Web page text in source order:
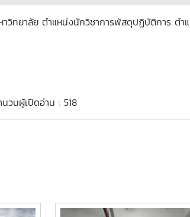
วิทยาลัย ตำแหน่งนักวิชาการพัสดุปฏิบัติการ ตำ
นวนผู้เปิดอ่าน : 518